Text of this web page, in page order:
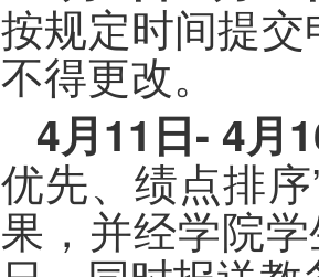
按规定时间提
不得更改。
4月11日- 4月
优先、绩点排
果，并经学院